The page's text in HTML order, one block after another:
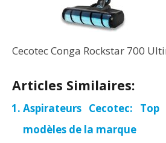
Cecotec Conga Rockstar 700
Articles Similaires:
Aspirateurs Cecotec:
modèles de la marque